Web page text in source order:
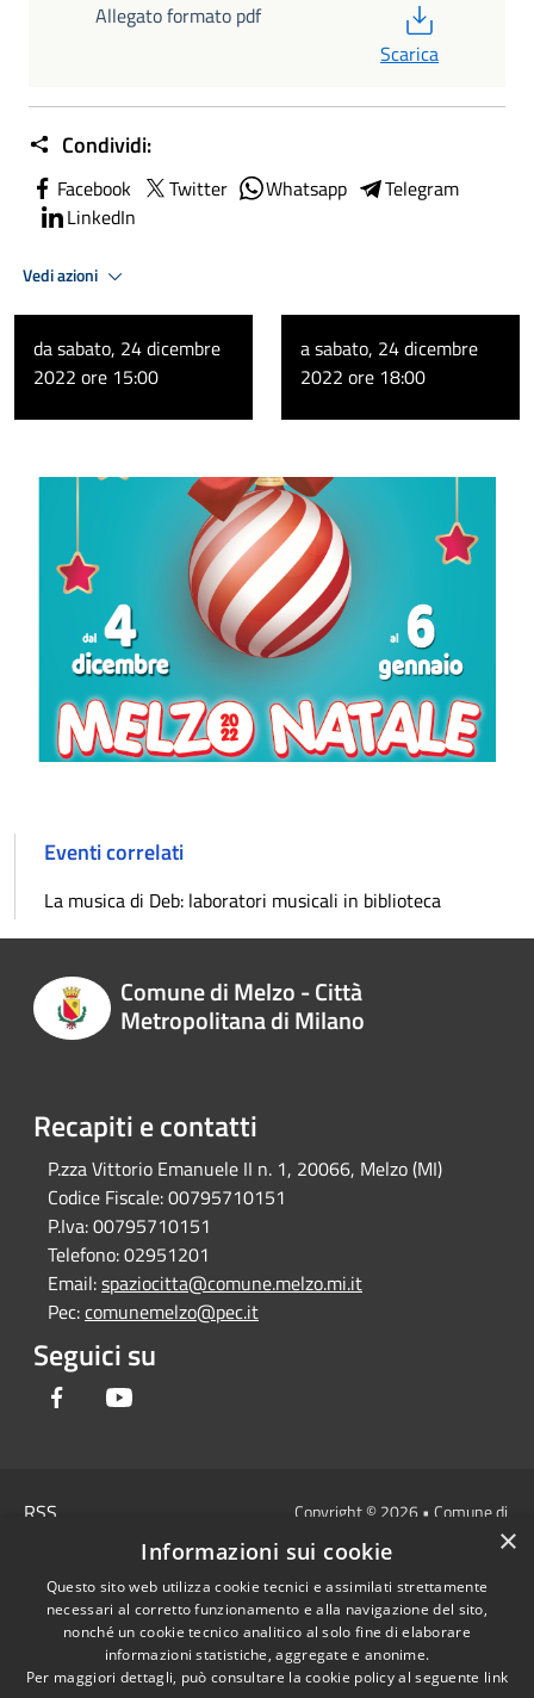
Allegato formato pdf
Scarica
Condividi:
Facebook Twitter Whatsapp
Telegram
LinkedIn
Vedi azioni
da sabato, 24 dicembre
2022 ore 15:00
a sabato, 24 dicembre
2022 ore 18:00
Eventi correlati
La musica di Deb: laboratori musicali in biblioteca
Comune di Melzo - Città
Metropolitana di Milano
Recapiti e contatti
P.zza Vittorio Emanuele II n. 1, 20066, Melzo (MI)
Codice Fiscale:00795710151
P.Iva:00795710151
Telefono:02951201
Email:spaziocitta@comune.melzo.mi.it
Pec:comunemelzo@pec.it
Seguici su
Facebook
RSS
Cookie
Mappa del sito
Area Interna
Dichiarazione di
Copyright © 2026 • Comune di
Melzo - Città Metropolitana di
Milano • Powered by
Municipium•Accesso
redazione
×
Informazioni sui cookie
Questo sito web utilizza cookie tecnici e assimilati strettamente
necessari al corretto funzionamento e alla navigazione del sito,
nonché un cookie tecnico analitico al solo fine di elaborare
informazioni statistiche, aggregate e anonime.
Per maggiori dettagli, può consultare la cookie policy al seguente link